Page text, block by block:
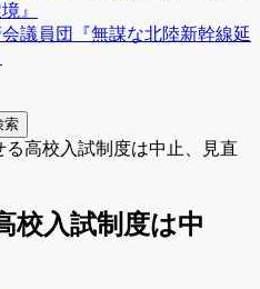
』
議員団『無謀な北陸新幹線延
る高校入試制度は中止、見直
校入試制度は中